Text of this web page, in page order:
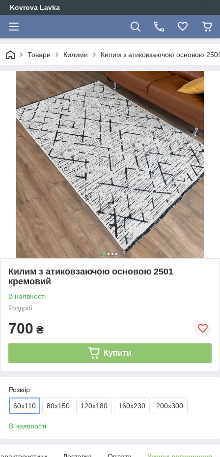
Kovrova Lavka
Товари Килими Килим з атиковзаючою основою
Килим з атиковзаючою основою 2501
кремовий
В наявності
Роздріб
700 ₴
Купити
Розмір
60х110 80х150 120х180 160х230 200х300
В наявності